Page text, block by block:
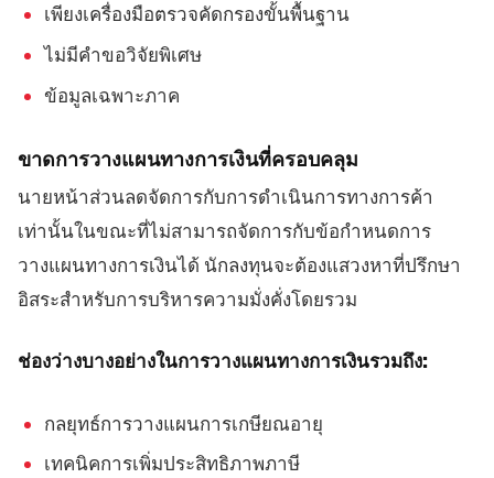
เพียงเครื่องมือตรวจคัดกรองขั้นพื้นฐาน
ไม่มีคำขอวิจัยพิเศษ
ข้อมูลเฉพาะภาค
ขาดการวางแผนทางการเงินที่ครอบคลุม
นายหน้าส่วนลดจัดการกับการดำเนินการทางการค้า
เท่านั้นในขณะที่ไม่สามารถจัดการกับข้อกำหนดการ
วางแผนทางการเงินได้ นักลงทุนจะต้องแสวงหาที่ปรึกษา
อิสระสำหรับการบริหารความมั่งคั่งโดยรวม
ช่องว่างบางอย่างในการวางแผนทางการเงินรวมถึง:
กลยุทธ์การวางแผนการเกษียณอายุ
เทคนิคการเพิ่มประสิทธิภาพภาษี